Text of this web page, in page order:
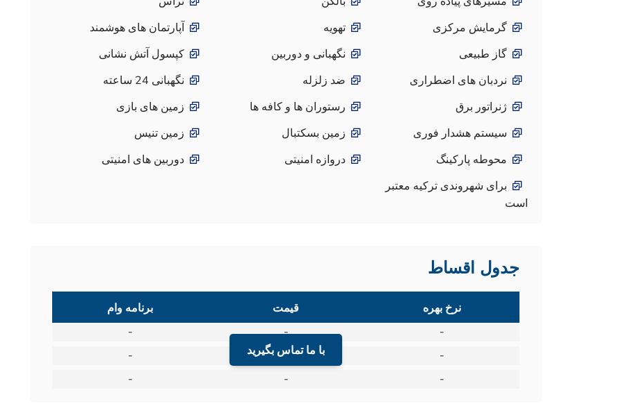
گرمایش مرکزی
تهویه
آپارتمان های هوشمند
گاز طبیعی
نگهبانی و دوربین
کپسول آتش نشانی
نردبان های اضطراری
ضد زلزله
نگهبانی 24 ساعته
ژنراتور برق
رستوران ها و کافه ها
زمین های بازی
سیستم هشدار فوری
زمین بسکتبال
زمین تنیس
محوطه پارکینگ
دروازه امنیتی
دوربین های امنیتی
برای شهروندی ترکیه معتبر
است
جدول اقساط
با ما تماس بگیرید
نرخ بهره قیمت
برنامه وام
-
-
-
-
-
-
-
-
-